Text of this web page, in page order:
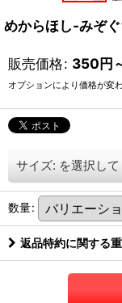
めからほし-みぞ
販売価格: 350円
オプションにより価格が変
サイズ: を選択し
数量:
返品特約に関する